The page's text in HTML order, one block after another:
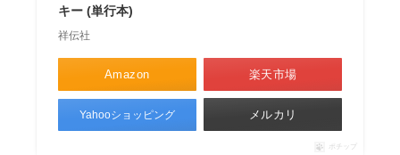
キー (単行本)
祥伝社
Amazon 楽天市場
Yahooショッピング メルカリ
ポチップ